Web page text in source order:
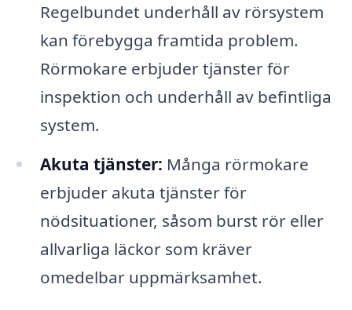
Regelbundet underhåll av rörsystem
kan förebygga framtida problem.
Rörmokare erbjuder tjänster för
inspektion och underhåll av befintliga
system.
Akuta tjänster: Många rörmokare
erbjuder akuta tjänster för
nödsituationer, såsom burst rör eller
allvarliga läckor som kräver
omedelbar uppmärksamhet.